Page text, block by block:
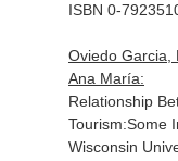
ISBN 0-
Oviedo Garcia,
Ana María:
Relationship
Tourism:Some
Wisconsin